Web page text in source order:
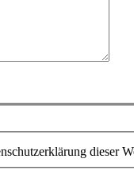
dieser